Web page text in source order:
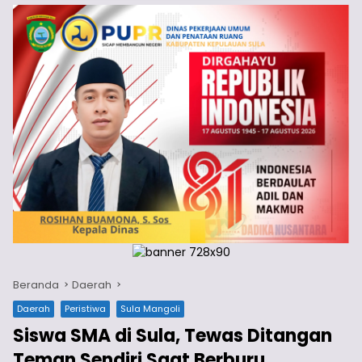
Beranda Daerah
Daerah Peristiwa Sula Mangoli
Siswa SMA di Sula, Tewas Ditangan